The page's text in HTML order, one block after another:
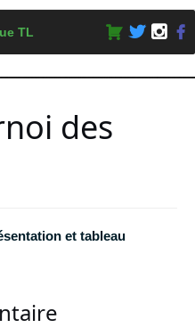
TL
des
et tableau